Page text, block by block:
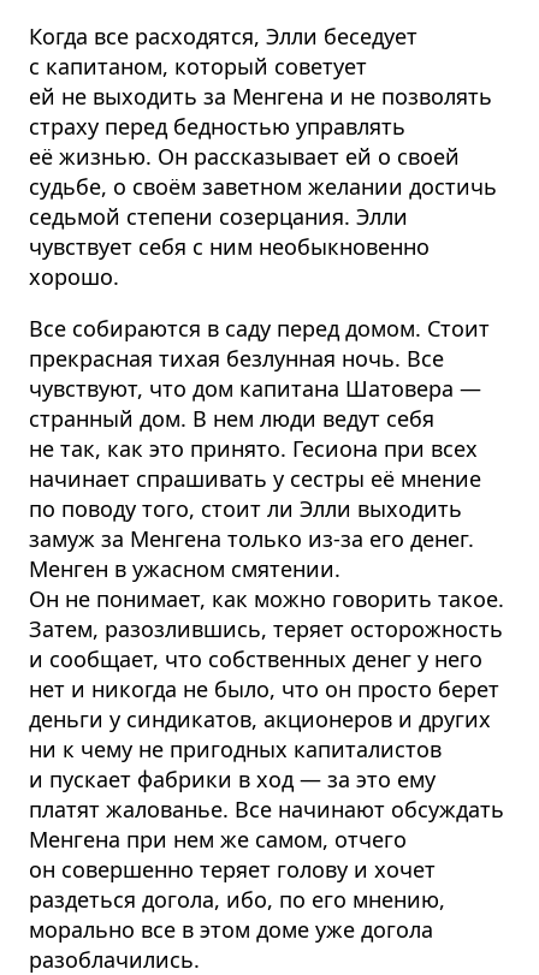
Когда все расходятся, Элли беседует
с капитаном, который советует
ей не выходить за Менгена и не позволять
страху перед бедностью управлять
её жизнью. Он рассказывает ей о своей
судьбе, о своём заветном желании достичь
седьмой степени созерцания. Элли
чувствует себя с ним необыкновенно
хорошо.
Все собираются в саду перед домом. Стоит
прекрасная тихая безлунная ночь. Все
чувствуют, что дом капитана Шатовера —
странный дом. В нем люди ведут себя
не так, как это принято. Гесиона при всех
начинает спрашивать у сестры её мнение
по поводу того, стоит ли Элли выходить
замуж за Менгена только из-за его денег.
Менген в ужасном смятении.
Он не понимает, как можно говорить такое.
Затем, разозлившись, теряет осторожность
и сообщает, что собственных денег у него
нет и никогда не было, что он просто берет
деньги у синдикатов, акционеров и других
ни к чему не пригодных капиталистов
и пускает фабрики в ход — за это ему
платят жалованье. Все начинают обсуждать
Менгена при нем же самом, отчего
он совершенно теряет голову и хочет
раздеться догола, ибо, по его мнению,
морально все в этом доме уже догола
разоблачились.